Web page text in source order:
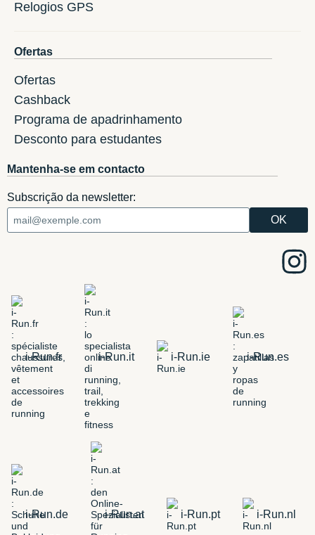
Relogios GPS
Ofertas
Ofertas
Cashback
Programa de apadrinhamento
Desconto para estudantes
Mantenha-se em contacto
Subscrição da newsletter:
i-Run.fr i-Run.it i-Run.ie i-Run.es
i-Run.de i-Run.at i-Run.pt i-Run.nl